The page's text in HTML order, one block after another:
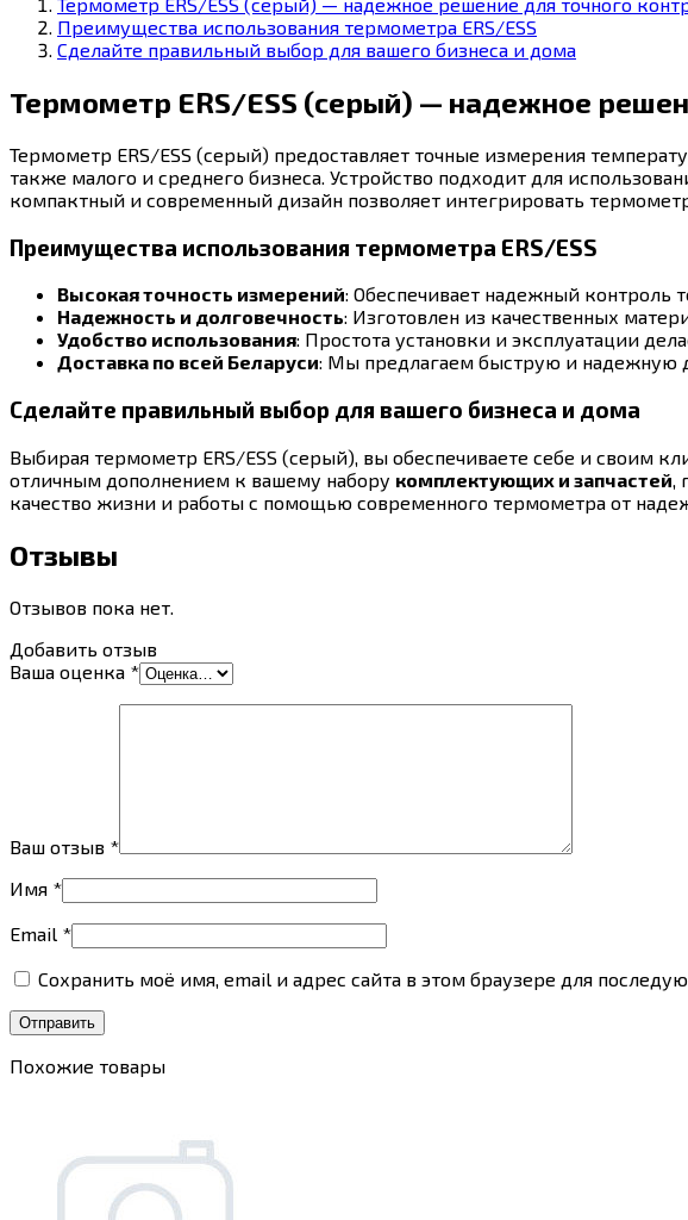
Преимущества использования термометра ERS/ESS
Сделайте правильный выбор для вашего бизнеса и дома
Термометр ERS/ESS (серый) — надежное
Термометр ERS/ESS (серый) предоставляет точные измерения
также малого и среднего бизнеса. Устройство подходит для
компактный и современный дизайн позволяет интегрировать
Преимущества использования термометра ERS/ESS
Высокая точность измерений: Обеспечивает надежный контроль
Надежность и долговечность: Изготовлен из качественных
Удобство использования: Простота установки и эксплуатации
Доставка по всей Беларуси: Мы предлагаем быструю и надежную
Сделайте правильный выбор для вашего бизнеса и дома
Выбирая термометр ERS/ESS (серый), вы обеспечиваете себе и своим
отличным дополнением к вашему набору комплектующих и запчастей,
качество жизни и работы с помощью современного термометра от
Отзывы
Отзывов пока нет.
Добавить отзыв
Ваша оценка *
Ваш отзыв *
Имя *
Email *
Сохранить моё имя, email и адрес сайта в этом браузере для
Похожие товары